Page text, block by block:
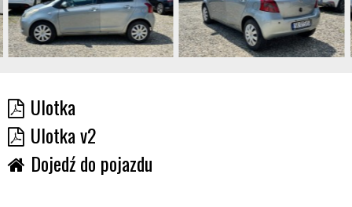
Ulotka
Ulotka v2
Dojedź do pojazdu